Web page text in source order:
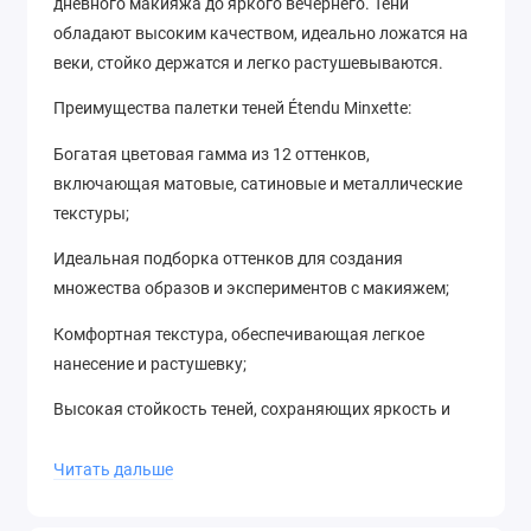
обладают высоким качеством, идеально ложатся на
веки, стойко держатся и легко растушевываются.
Преимущества палетки теней Étendu Minxette:
Богатая цветовая гамма из 12 оттенков,
включающая матовые, сатиновые и металлические
текстуры;
Идеальная подборка оттенков для создания
множества образов и экспериментов с макияжем;
Комфортная текстура, обеспечивающая легкое
нанесение и растушевку;
Высокая стойкость теней, сохраняющих яркость и
Стильный дизайн упаковки, который станет
Читать дальше